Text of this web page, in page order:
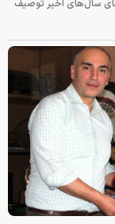
سال‌های اخیر توصیف